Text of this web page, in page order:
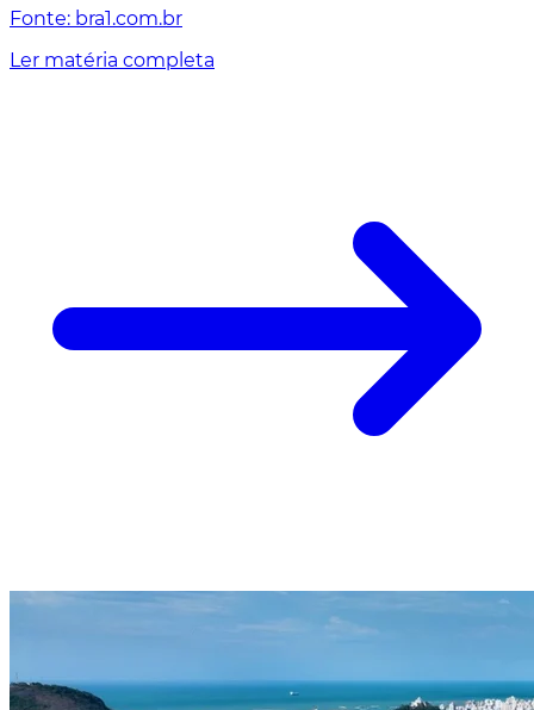
Fonte: bra1.com.br
Ler matéria completa